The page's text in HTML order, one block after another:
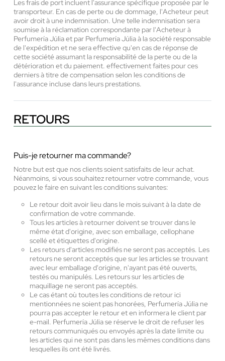
Les frais de port incluent l'assurance spécifique proposée par le
transporteur. En cas de perte ou de dommage, l'Acheteur peut
avoir droit à une indemnisation. Une telle indemnisation sera
soumise à la réclamation correspondante par l'Acheteur à
Perfumería Júlia et par Perfumería Júlia à la société responsable
de l'expédition et ne sera effective qu'en cas de réponse de
cette société assumant la responsabilité de la perte ou de la
détérioration et du paiement. effectivement faites pour ces
derniers à titre de compensation selon les conditions de
l'assurance incluse dans leurs prestations.
RETOURS
Puis-je retourner ma commande?
Notre but est que nos clients soient satisfaits de leur achat.
Néanmoins, si vous souhaitez retourner votre commande, vous
pouvez le faire en suivant les conditions suivantes:
Le retour doit avoir lieu dans le mois suivant à la date de
confirmation de votre commande.
Tous les articles à retourner doivent se trouver dans le
même état d'origine, avec son emballage, cellophane
scellé et étiquettes d'origine.
Les retours d'articles modifiés ne seront pas acceptés. Les
retours ne seront acceptés que sur les articles se trouvant
avec leur emballage d'origine, n'ayant pas été ouverts,
testés ou manipulés. Les retours sur les articles de
maquillage ne seront pas acceptés.
Le cas étant où toutes les conditions de retour ici
mentionnées ne soient pas honorées, Perfumería Júlia ne
pourra pas accepter le retour et en informera le client par
e-mail. Perfumería Júlia se réserve le droit de refuser les
retours communiqués ou envoyés après la date limite ou
les articles qui ne sont pas dans les mêmes conditions dans
lesquelles ils ont été livrés.